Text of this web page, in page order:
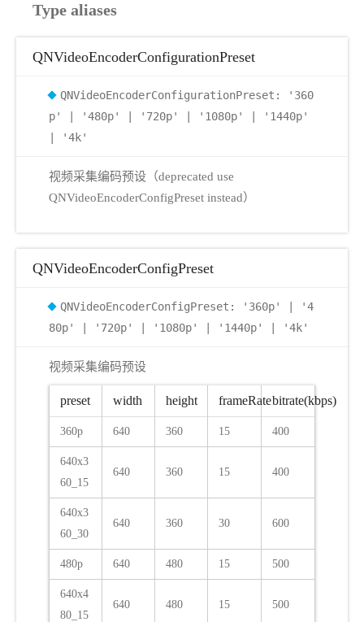
Type aliases
QNVideoEncoderConfigurationPreset
QNVideoEncoderConfigurationPreset: '360
p' | '480p' | '720p' | '1080p' | '1440p'
| '4k'
视频采集编码预设（deprecated use
QNVideoEncoderConfigPreset instead）
QNVideoEncoderConfigPreset
QNVideoEncoderConfigPreset: '360p' | '4
80p' | '720p' | '1080p' | '1440p' | '4k'
视频采集编码预设
preset width height frameRatebitrate(kbps)
360p 640 360 15 400
640x3
60_15
640 360 15 400
640x3
60_30
640 360 30 600
480p 640 480 15 500
640x4
80_15
640 480 15 500